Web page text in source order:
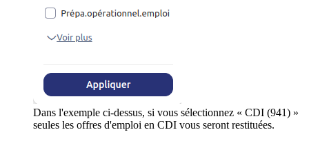
Dans l'exemple ci-dessus, si vous sélectionnez « CDI (941) »
seules les offres d'emploi en CDI vous seront restituées.